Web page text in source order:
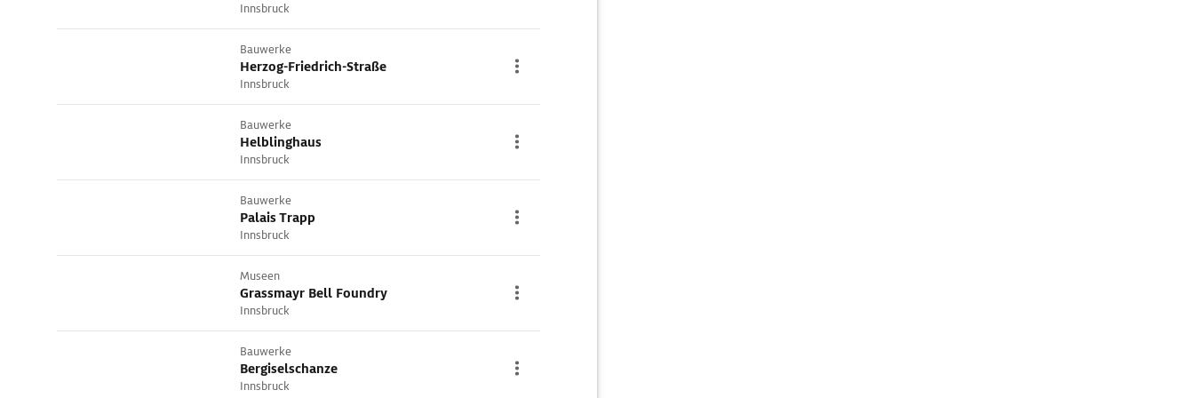
Innsbruck
Bauwerke
Herzog-Friedrich-Straße
Innsbruck
Bauwerke
Helblinghaus
Innsbruck
Bauwerke
Palais Trapp
Innsbruck
Museen
Grassmayr Bell Foundry
Innsbruck
Bauwerke
Bergiselschanze
Innsbruck